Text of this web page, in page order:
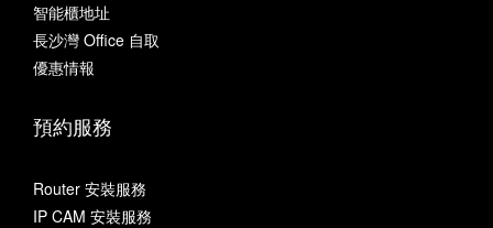
智能櫃地址
長沙灣 Office 自取
優惠情報
預約服務
Router 安裝服務
IP CAM 安裝服務